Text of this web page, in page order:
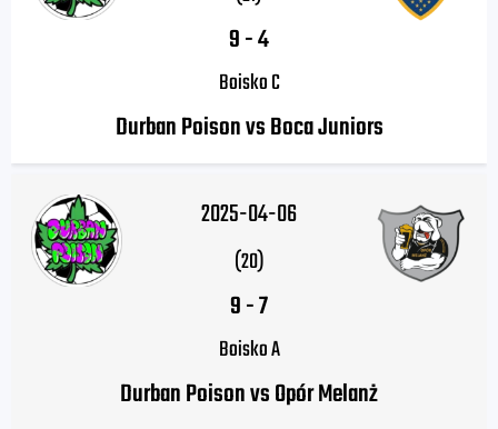
9-4
Boisko C
Durban Poison vs Boca Juniors
2025-04-06
(20)
9-7
Boisko A
Durban Poison vs Opór Melanż